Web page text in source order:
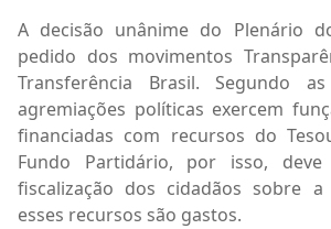
A decisão unânime do Plenário
pedido dos movimentos
Transferência Brasil. Segundo
agremiações políticas exercem
financiadas com recursos do
Fundo Partidário, por isso,
fiscalização dos cidadãos sobre
esses recursos são gastos.